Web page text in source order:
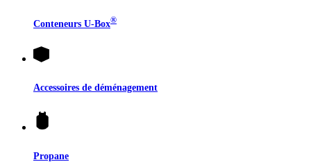
Conteneurs U-Box®
Accessoires de déménagement
Propane